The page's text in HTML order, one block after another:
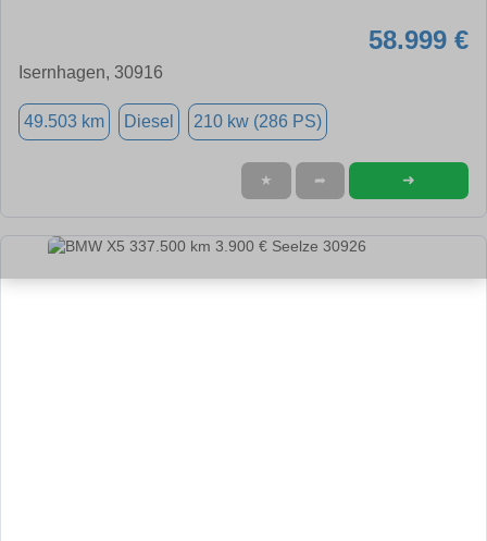
58.999 €
Isernhagen, 30916
49.503 km Diesel 210 kw (286 PS)
★ ➦ ➜